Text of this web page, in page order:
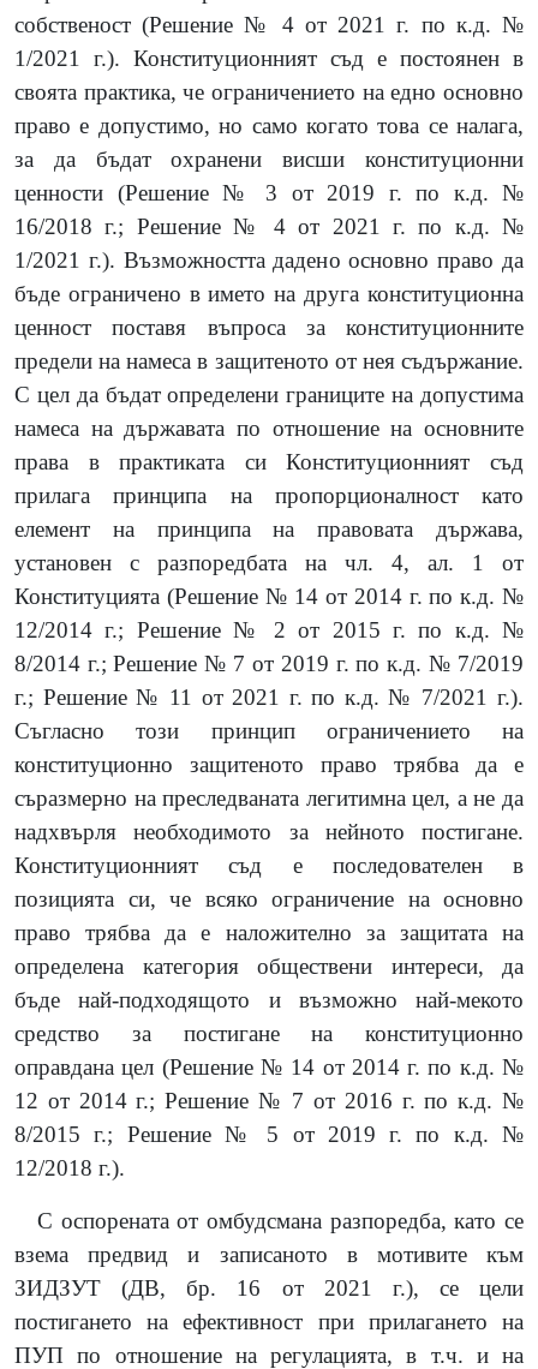
собственост (Решение № 4 от 2021 г. по к.д. №
1/2021 г.). Конституционният съд е постоянен в
своята практика, че ограничението на едно основно
право е допустимо, но само когато това се налага,
за да бъдат охранени висши конституционни
ценности (Решение № 3 от 2019 г. по к.д. №
16/2018 г.; Решение № 4 от 2021 г. по к.д. №
1/2021 г.). Възможността дадено основно право да
бъде ограничено в името на друга конституционна
ценност поставя въпроса за конституционните
предели на намеса в защитеното от нея съдържание.
С цел да бъдат определени границите на допустима
намеса на държавата по отношение на основните
права в практиката си Конституционният съд
прилага принципа на пропорционалност като
елемент на принципа на правовата държава,
установен с разпоредбата на чл. 4, ал. 1 от
Конституцията (Решение № 14 от 2014 г. по к.д. №
12/2014 г.; Решение № 2 от 2015 г. по к.д. №
8/2014 г.; Решение № 7 от 2019 г. по к.д. № 7/2019
г.; Решение № 11 от 2021 г. по к.д. № 7/2021 г.).
Съгласно този принцип ограничението на
конституционно защитеното право трябва да е
съразмерно на преследваната легитимна цел, а не да
надхвърля необходимото за нейното постигане.
Конституционният съд е последователен в
позицията си, че всяко ограничение на основно
право трябва да е наложително за защитата на
определена категория обществени интереси, да
бъде най-подходящото и възможно най-мекото
средство за постигане на конституционно
оправдана цел (Решение № 14 от 2014 г. по к.д. №
12 от 2014 г.; Решение № 7 от 2016 г. по к.д. №
8/2015 г.; Решение № 5 от 2019 г. по к.д. №
12/2018 г.).
С оспорената от омбудсмана разпоредба, като се
взема предвид и записаното в мотивите към
ЗИДЗУТ (ДВ, бр. 16 от 2021 г.), се цели
постигането на ефективност при прилагането на
ПУП по отношение на регулацията, в т.ч. и на